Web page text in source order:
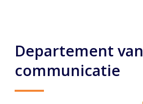
Departement van
communicatie